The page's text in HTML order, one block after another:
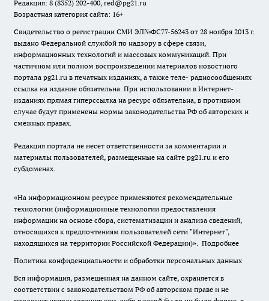
Редакция: 8 (8352) 202-400, red@pg21.ru
Возрастная категория сайта: 16+
Свидетельство о регистрации СМИ ЭЛ№ФС77-56243 от 28 ноября 2013 г.
выдано Федеральной службой по надзору в сфере связи,
информационных технологий и массовых коммуникаций. При
частичном или полном воспроизведении материалов новостного
портала pg21.ru в печатных изданиях, а также теле- радиосообщениях
ссылка на издание обязательна. При использовании в Интернет-
изданиях прямая гиперссылка на ресурс обязательна, в противном
случае будут применены нормы законодательства РФ об авторских и
смежных правах.
Редакция портала не несет ответственности за комментарии и
материалы пользователей, размещенные на сайте pg21.ru и его
субдоменах.
«На информационном ресурсе применяются рекомендательные
технологии (информационные технологии предоставления
информации на основе сбора, систематизации и анализа сведений,
относящихся к предпочтениям пользователей сети "Интернет",
находящихся на территории Российской Федерации)». Подробнее
Политика конфиденциальности и обработки персональных данных
Вся информация, размещенная на данном сайте, охраняется в
соответствии с законодательством РФ об авторском праве и не